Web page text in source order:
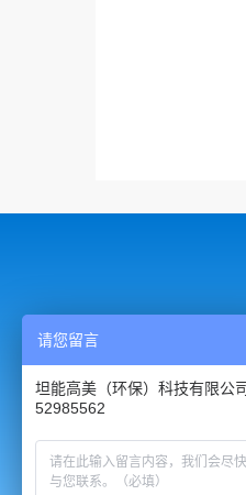
请您留言
坦能高美（环保）科技有限公
52985562